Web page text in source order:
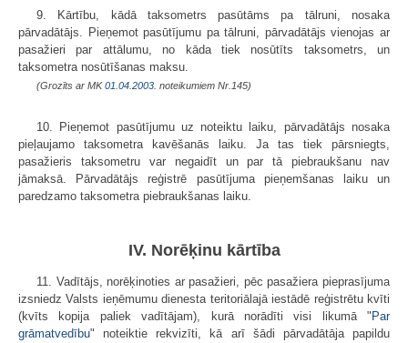
9. Kārtību, kādā taksometrs pasūtāms pa tālruni, nosaka
pārvadātājs. Pieņemot pasūtījumu pa tālruni, pārvadātājs vienojas ar
pasažieri par attālumu, no kāda tiek nosūtīts taksometrs, un
taksometra nosūtīšanas maksu.
(Grozīts ar MK01.04.2003. noteikumiem Nr.145)
10. Pieņemot pasūtījumu uz noteiktu laiku, pārvadātājs nosaka
pieļaujamo taksometra kavēšanās laiku. Ja tas tiek pārsniegts,
pasažieris taksometru var negaidīt un par tā piebraukšanu nav
jāmaksā. Pārvadātājs reģistrē pasūtījuma pieņemšanas laiku un
paredzamo taksometra piebraukšanas laiku.
IV. Norēķinu kārtība
11. Vadītājs, norēķinoties ar pasažieri, pēc pasažiera pieprasījuma
izsniedz Valsts ieņēmumu dienesta teritoriālajā iestādē reģistrētu kvīti
(kvīts kopija paliek vadītājam), kurā norādīti visi likumā " Par
grāmatvedību" noteiktie rekvizīti, kā arī šādi pārvadātāja papildu